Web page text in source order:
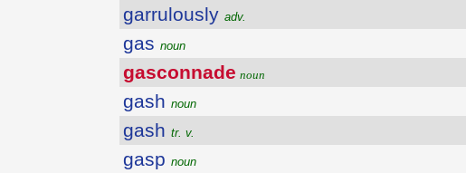
garrulously adv.
gas noun
gasconnade noun
gash noun
gash tr. v.
gasp noun